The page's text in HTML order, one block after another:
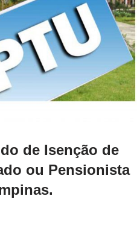
de Isenção de
ou Pensionista